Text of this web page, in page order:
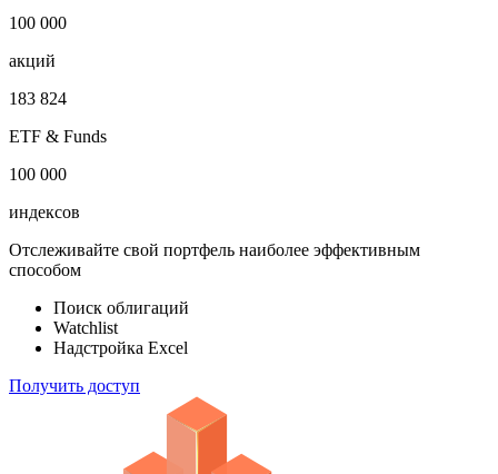
1 000 000
облигаций
100 000
акций
183 824
ETF & Funds
100 000
Отслеживайте свой портфель наиболее эффективным
способом
Поиск облигаций
Надстройка Excel
Получить доступ